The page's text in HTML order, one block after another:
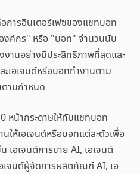
การอินเตอร์เฟซของแชทบอท
งค์กร" หรือ "บอท" จำนวนนับ
านอย่างมีประสิทธิภาพที่สุดและ
ะเอเจนต์หรือบอททำงานตาม
ามกำหนด
หน้ากระดาษให้กับแชทบอท
ให้เอเจนต์หรือบอทแต่ละตัวเพื่อ
เอเจนต์การขาย AI, เอเจนต์
เจนต์ผู้จัดการผลิตภัณฑ์ AI, เอ